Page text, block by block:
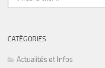
CATÉGORIES
Actualités et Infos